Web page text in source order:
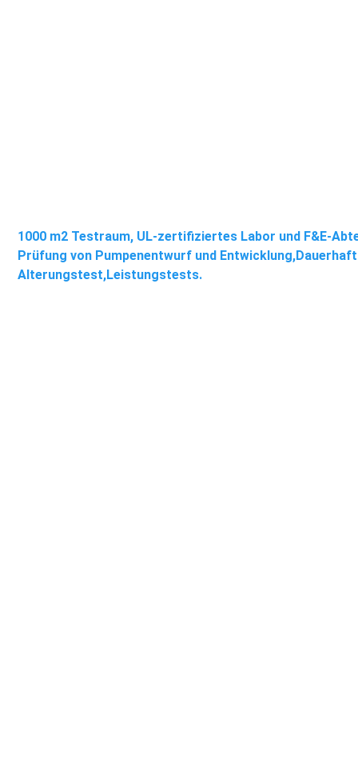
1000 m2 Testraum, UL-zertifiziertes Labor und F&E-
Prüfung von Pumpenentwurf und Entwicklung,
Alterungstest,Leistungstests.